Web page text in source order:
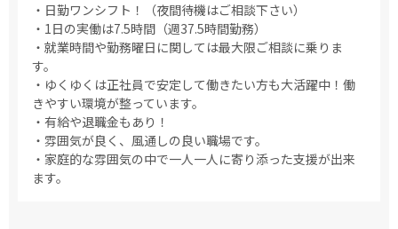
・日勤ワンシフト！（夜間待機はご相談下さい）
・1日の実働は7.5時間（週37.5時間勤務）
・就業時間や勤務曜日に関しては最大限ご相談に乗りま
す。
・ゆくゆくは正社員で安定して働きたい方も大活躍中！働
きやすい環境が整っています。
・有給や退職金もあり！
・雰囲気が良く、風通しの良い職場です。
・家庭的な雰囲気の中で一人一人に寄り添った支援が出来
ます。